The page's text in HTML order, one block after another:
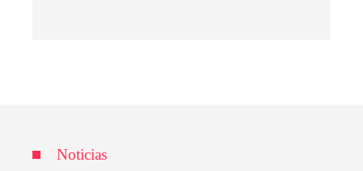
Noticias